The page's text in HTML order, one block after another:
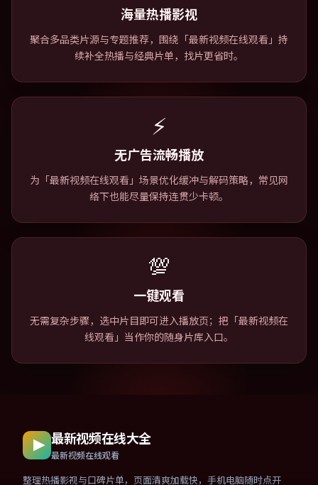
海量热播影视
聚合多品类片源与专题推荐，围绕「最新视频在线观看」持
续补全热播与经典片单，找片更省时。
⚡
无广告流畅播放
为「最新视频在线观看」场景优化缓冲与解码策略，常见网
络下也能尽量保持连贯少卡顿。
💯
一键观看
无需复杂步骤，选中片目即可进入播放页；把「最新视频在
线观看」当作你的随身片库入口。
最新视频在线大全
最新视频在线观看
整理热播影视与口碑片单，页面清爽加载快，手机电脑随时点开